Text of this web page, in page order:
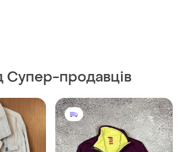
Супер-продавців